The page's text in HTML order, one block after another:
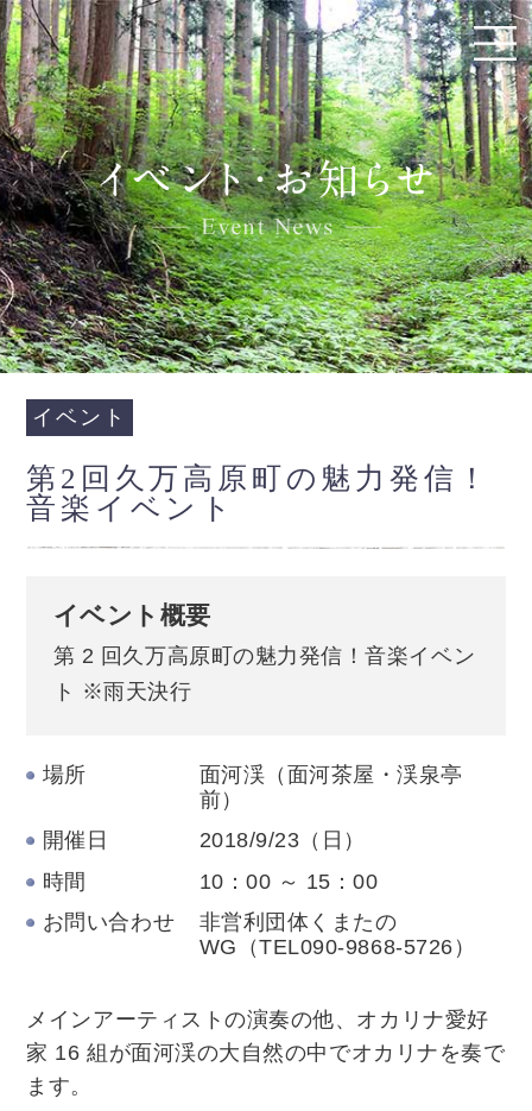
イベント
第2回久万高原町の魅力発信！
音楽イベント
イベント概要
第 2 回久万高原町の魅力発信！音楽イベン
ト ※雨天決行
場所
面河渓（面河茶屋・渓泉亭
前）
開催日
2018/9/23（日）
時間
10：00 ～ 15：00
お問い合わせ
非営利団体くまたの
WG（TEL090-9868-5726）
メインアーティストの演奏の他、オカリナ愛好
家 16 組が面河渓の大自然の中でオカリナを奏で
ます。